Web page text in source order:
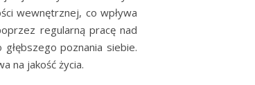
wewnętrznej, co wpływa
regularną pracę nad
poznania siebie.
na jakość życia.